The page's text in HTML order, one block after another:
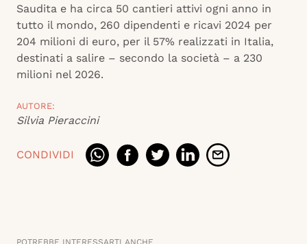
Saudita e ha circa 50 cantieri attivi ogni anno in
tutto il mondo, 260 dipendenti e ricavi 2024 per
204 milioni di euro, per il 57% realizzati in Italia,
destinati a salire – secondo la società – a 230
milioni nel 2026.
AUTORE:
Silvia Pieraccini
CONDIVIDI